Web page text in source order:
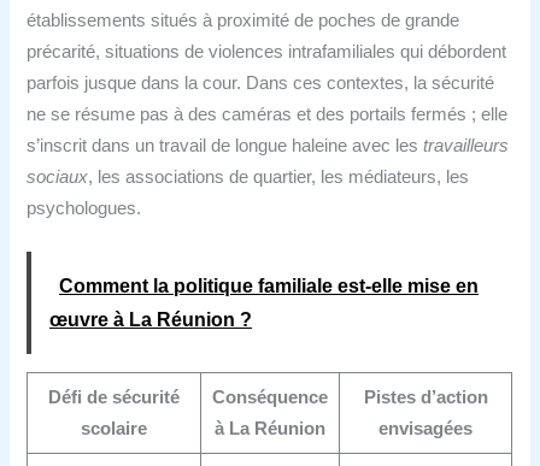
établissements situés à proximité de poches de grande
précarité, situations de violences intrafamiliales qui débordent
parfois jusque dans la cour. Dans ces contextes, la sécurité
ne se résume pas à des caméras et des portails fermés ; elle
s’inscrit dans un travail de longue haleine avec lestravailleurs
sociaux, les associations de quartier, les médiateurs, les
psychologues.
Comment la politique familiale est‑elle mise en
œuvre à La Réunion ?
Défi de sécurité
scolaire
Conséquence
à La Réunion
Pistes d’action
envisagées